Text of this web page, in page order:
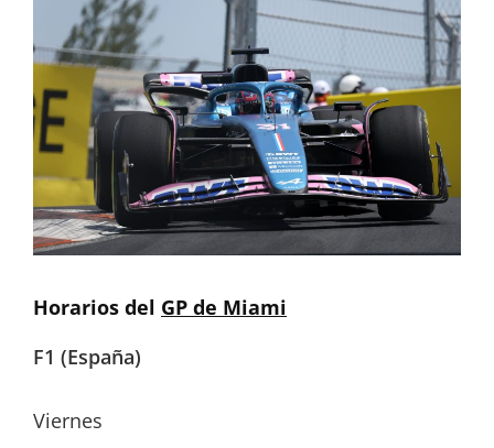
Horarios del GP de Miami
F1 (España)
Viernes